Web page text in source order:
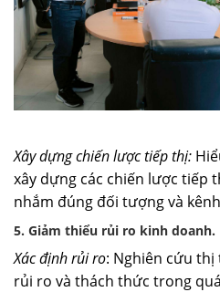
Xây dựng chiến lược tiếp thị:
xây dựng các chiến lược tiếp
nhắm đúng đối tượng và
5. Giảm thiểu rủi ro kinh doanh.
Xác định rủi ro: Nghiên cứu
rủi ro và thách thức trong